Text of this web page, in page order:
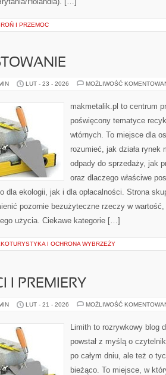
I PRZEMOC
LUT - 23 - 2026 MOŻLIWOŚĆ
makmetalik.pl to centrum
poświęcony tematyce
wtórnych. To miejsce dla
rozumieć, jak działa rynek
odpady do sprzedaży, jak
oraz dlaczego właściwe
dla ekologii, jak i dla opłacalności. Strona
pozornie bezużyteczne rzeczy w
użycia. Ciekawe kategorie […]
I OCHRONA WYBRZEŻY
I PREMIERY
LUT - 21 - 2026 MOŻLIWOŚĆ
Limith to rozrywkowy blog
powstał z myślą o
po całym dniu, ale też o
bieżąco. To miejsce, w